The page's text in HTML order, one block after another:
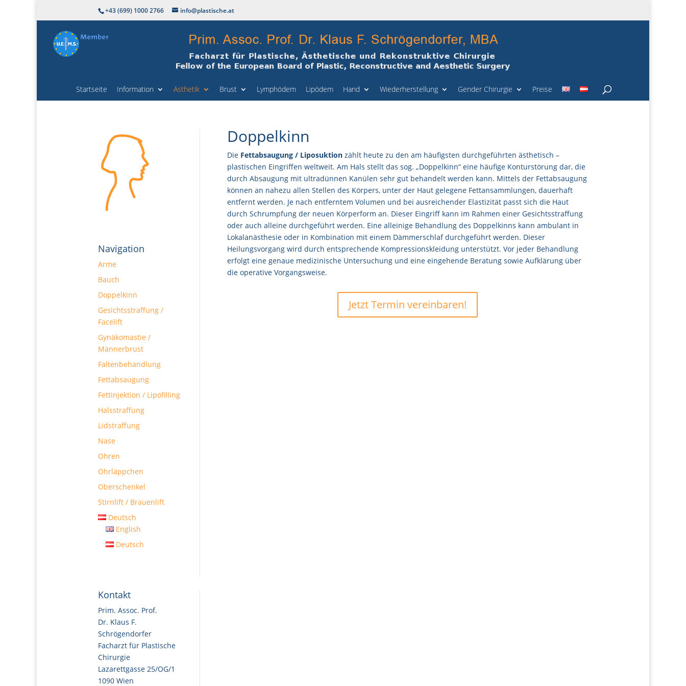
+43 (699) 1000 2766 info@plastische.at
Startseite Information Ästhetik Brust Lymphödem Lipödem Hand Wiederherstellung Gender Chirurgie Preise
Navigation
Arme
Bauch
Doppelkinn
Gesichtsstraffung /
Facelift
Gynäkomastie /
Männerbrust
Faltenbehandlung
Fettabsaugung
Fettinjektion / Lipofilling
Halsstraffung
Lidstraffung
Nase
Ohren
Ohrläppchen
Oberschenkel
Stirnlift / Brauenlift
Deutsch
English
Deutsch
Kontakt
Prim. Assoc. Prof.
Dr. Klaus F.
Schrögendorfer
Facharzt für Plastische
Chirurgie
Lazarettgasse 25/OG/1
1090 Wien
Doppelkinn
Die Fettabsaugung / Liposuktion zählt heute zu den am häufigsten durchgeführten ästhetisch –
plastischen Eingriffen weltweit. Am Hals stellt das sog. „Doppelkinn“ eine häufige Konturstörung dar, die
durch Absaugung mit ultradünnen Kanülen sehr gut behandelt werden kann. Mittels der Fettabsaugung
können an nahezu allen Stellen des Körpers, unter der Haut gelegene Fettansammlungen, dauerhaft
entfernt werden. Je nach entferntem Volumen und bei ausreichender Elastizität passt sich die Haut
durch Schrumpfung der neuen Körperform an. Dieser Eingriff kann im Rahmen einer Gesichtsstraffung
oder auch alleine durchgeführt werden. Eine alleinige Behandlung des Doppelkinns kann ambulant in
Lokalanästhesie oder in Kombination mit einem Dämmerschlaf durchgeführt werden. Dieser
Heilungsvorgang wird durch entsprechende Kompressionskleidung unterstützt. Vor jeder Behandlung
erfolgt eine genaue medizinische Untersuchung und eine eingehende Beratung sowie Aufklärung über
die operative Vorgangsweise.
Jetzt Termin vereinbaren!